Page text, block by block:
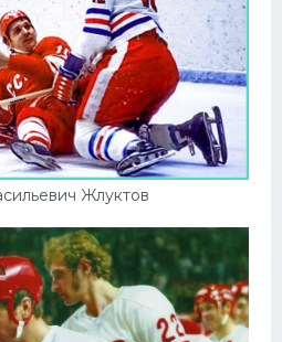
Жлуктов